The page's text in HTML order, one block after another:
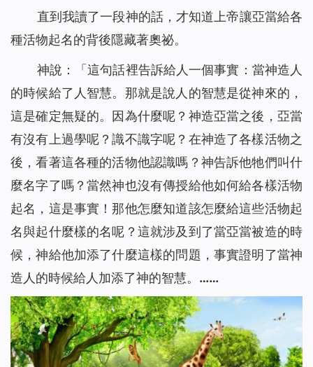
直到我讀了一段神的話，才知道上帝讓亞當給各
種活物起名的背後隱藏著奧祕。
神說：「這句話裡告訴給人一個事實：當神造人
的時候給了人智慧。那就是說人的智慧是從神來的，
這是確定無疑的。因為什麼呢？神造亞當之後，亞當
有沒有上過學呢？識不識字呢？在神造了各樣活物之
後，看著這各種的活物他認識嗎？神告訴他牠們叫什
麼名字了嗎？當然神也沒有傳授給他如何給各樣活物
起名，這是事實！那他怎麼知道該怎麼給這些活物起
名與起什麼樣的名呢？這就涉及到了當亞當被造的時
候，神給他加添了什麼這樣的問題，事實證明了當神
造人的時候給人加添了神的智慧。……